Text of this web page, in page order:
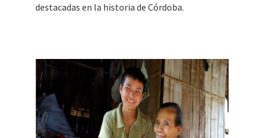
destacadas en la historia de Córdoba.